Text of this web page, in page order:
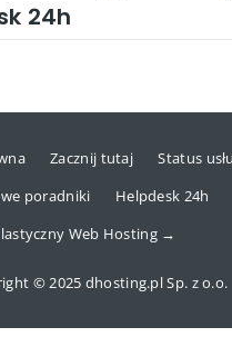
24h
Zacznij tutaj
Status
poradniki
Helpdesk 24h
Web Hosting →
© 2025 dhosting.pl Sp. z o.o.